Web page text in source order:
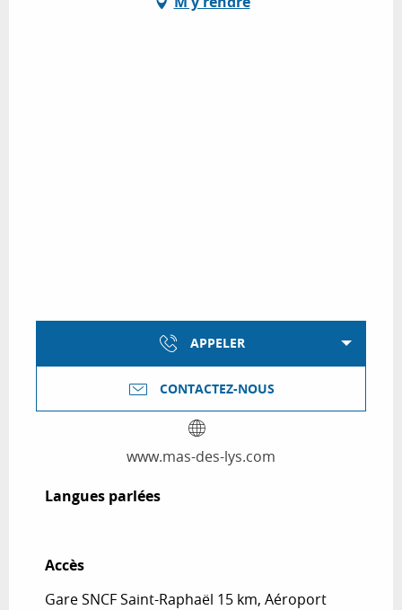
APPELER
CONTACTEZ-NOUS
www.mas-des-lys.com
Langues parlées
Langues parlées
Accès
Accès
Gare SNCF Saint-Raphaël 15 km, Aéroport